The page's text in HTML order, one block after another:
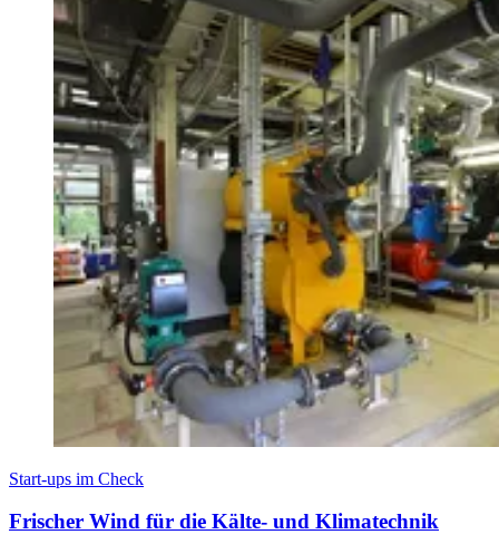
Start-ups im Check
Frischer Wind für die Kälte- und Klimatechnik